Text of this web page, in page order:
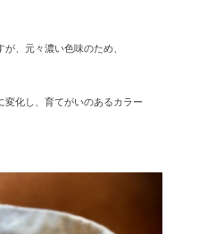
、元々濃い色味のため、
変化し、育てがいのあるカラー